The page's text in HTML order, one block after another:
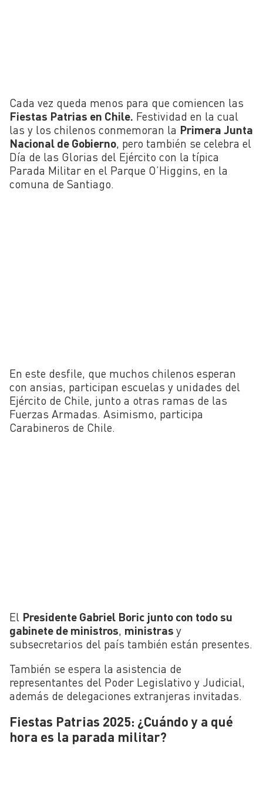
Cada vez queda menos para que comiencen las
Fiestas Patrias en Chile. Festividad en la cual
las y los chilenos conmemoran la Primera Junta
Nacional de Gobierno , pero también se celebra el
Día de las Glorias del Ejército con la típica
Parada Militar en el Parque O’Higgins, en la
comuna de Santiago.
En este desfile, que muchos chilenos esperan
con ansias, participan escuelas y unidades del
Ejército de Chile, junto a otras ramas de las
Fuerzas Armadas. Asimismo, participa
Carabineros de Chile.
El Presidente Gabriel Boric junto con todo su
gabinete de ministros, ministras y
subsecretarios del país también están presentes.
También se espera la asistencia de
representantes del Poder Legislativo y Judicial,
además de delegaciones extranjeras invitadas.
Fiestas Patrias 2025: ¿Cuándo y a qué
hora es la parada militar?